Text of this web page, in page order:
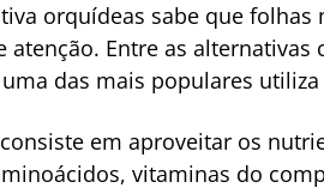
orquídeas sabe que
atenção. Entre as
das mais populares
em aproveitar os
vitaminas do